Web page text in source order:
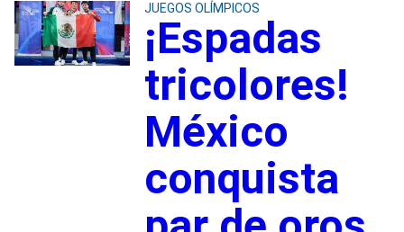
JUEGOS OLÍMPICOS
¡Espadas
tricolores!
México
conquista